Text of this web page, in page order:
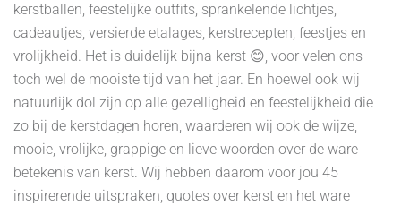
kerstballen, feestelijke outfits, sprankelende lichtjes,
cadeautjes, versierde etalages, kerstrecepten, feestjes en
vrolijkheid. Het is duidelijk bijna kerst 😊, voor velen ons
toch wel de mooiste tijd van het jaar. En hoewel ook wij
natuurlijk dol zijn op alle gezelligheid en feestelijkheid die
zo bij de kerstdagen horen, waarderen wij ook de wijze,
mooie, vrolijke, grappige en lieve woorden over de ware
betekenis van kerst. Wij hebben daarom voor jou 45
inspirerende uitspraken, quotes over kerst en het ware